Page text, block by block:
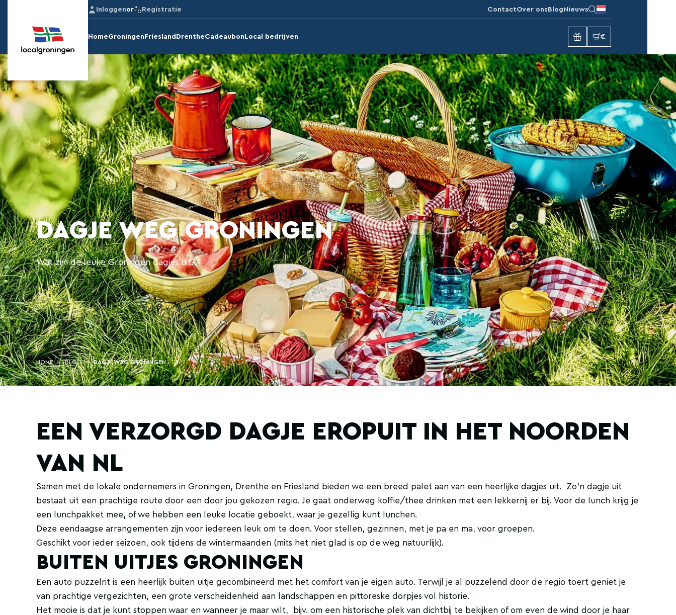
Inloggenor Registratie ContactOver ons Blog Nieuws
HomeGroningen Friesland DrentheCadeaubon Local bedrijven €
DAGJE WEG GRONINGEN
Wat zijn de leuke Groningen dagjes uit?
HOME BLOG DAGJE WEG GRONINGEN
EEN VERZORGD DAGJE EROPUIT IN HET NOORDEN
VAN NL
Samen met de lokale ondernemers in Groningen, Drenthe en Friesland bieden we een breed palet aan van een heerlijke dagjes uit. Zo'n dagje uit
bestaat uit een prachtige route door een door jou gekozen regio. Je gaat onderweg koffie/thee drinken met een lekkernij er bij. Voor de lunch krijg je
een lunchpakket mee, of we hebben een leuke locatie geboekt, waar je gezellig kunt lunchen.
Deze eendaagse arrangementen zijn voor iedereen leuk om te doen. Voor stellen, gezinnen, met je pa en ma, voor groepen.
Geschikt voor ieder seizoen, ook tijdens de wintermaanden (mits het niet glad is op de weg natuurlijk).
BUITEN UITJES GRONINGEN
Een auto puzzelrit is een heerlijk buiten uitje gecombineerd met het comfort van je eigen auto. Terwijl je al puzzelend door de regio toert geniet je
van prachtige vergezichten, een grote verscheidenheid aan landschappen en pittoreske dorpjes vol historie.
Het mooie is dat je kunt stoppen waar en wanneer je maar wilt, bijv. om een historische plek van dichtbij te bekijken of om even de wind door je haar